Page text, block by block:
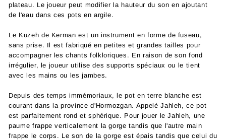
plateau. Le joueur peut modifier la hauteur du son en ajoutant
de l'eau dans ces pots en argile.
Le Kuzeh de Kerman est un instrument en forme de fuseau,
sans prise. Il est fabriqué en petites et grandes tailles pour
accompagner les chants folkloriques. En raison de son fond
irrégulier, le joueur utilise des supports spéciaux ou le tient
avec les mains ou les jambes.
Depuis des temps immémoriaux, le pot en terre blanche est
courant dans la province d'Hormozgan. Appelé Jahleh, ce pot
est parfaitement rond et sphérique. Pour jouer le Jahleh, une
paume frappe verticalement la gorge tandis que l'autre main
frappe le corps. Le son de la gorge est épais tandis que celui du